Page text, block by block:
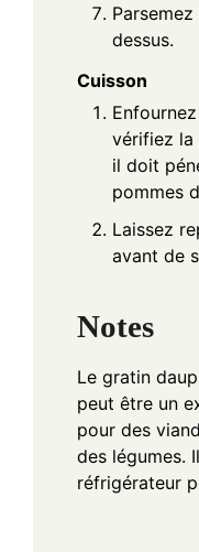
dessus.
Cuisson
vérifiez la
il doit
pommes
Laissez
avant de
Notes
Le gratin
peut être un
pour des
des légumes.
réfrigérateur